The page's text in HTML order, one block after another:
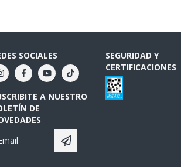
SOCIALES
A NUESTRO
DE
SEGURIDAD Y
CERTIFICACIONES